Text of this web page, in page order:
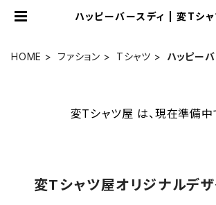
ハッピーバースディ | 変Tシ
HOME ファション Tシャツ ハッピー
変Tシャツ屋 は、現在準備中
変Tシャツ屋オリジナルデザ